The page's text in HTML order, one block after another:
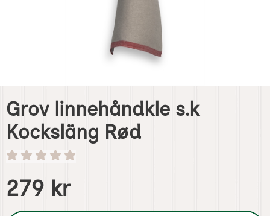
Grov linnehåndkle s.k
Kocksläng Rød
Handle dette produktet, Grov linnehåndkle s.k Kocksläng
pris
279 kr